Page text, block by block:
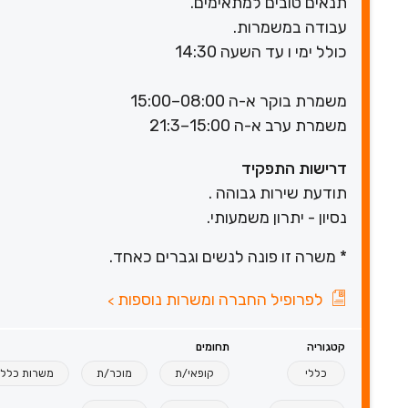
עבודה במשמרות.
כולל ימי ו עד השעה 14:30
משמרת בוקר א-ה 08:00–15:00
משמרת ערב א-ה 15:00–21:3
דרישות התפקיד
תודעת שירות גבוהה .
נסיון - יתרון משמעותי.
* משרה זו פונה לנשים וגברים כאחד.
לפרופיל החברה ומשרות נוספות >
קטגוריה תחומים
כללי קופאי/ת מוכר/ת משרות